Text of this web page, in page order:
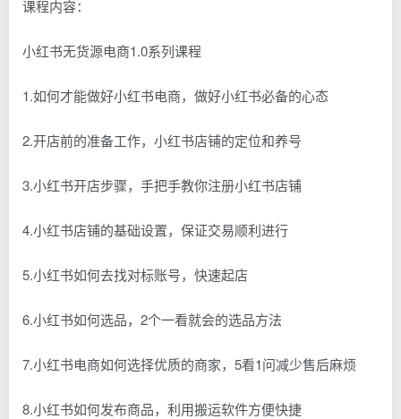
课程内容：
小红书无货源电商1.0系列课程
1.如何才能做好小红书电商，做好小红书必备的心态
2.开店前的准备工作，小红书店铺的定位和养号
3.小红书开店步骤，手把手教你注册小红书店铺
4.小红书店铺的基础设置，保证交易顺利进行
5.小红书如何去找对标账号，快速起店
6.小红书如何选品，2个一看就会的选品方法
7.小红书电商如何选择优质的商家，5看1问减少售后麻烦
8.小红书如何发布商品，利用搬运软件方便快捷